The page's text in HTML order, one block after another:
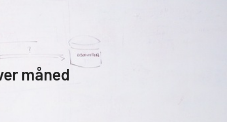
måned